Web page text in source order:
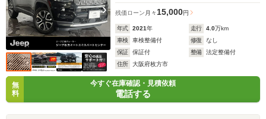
残価ローン 月々 15,000円
年式 2021年 走行 4.0万km
車検
車検整備付 修復
なし
保証
保証付 整備
法定整備付
住所
大阪府枚方市
無
料
今すぐ在庫確認・見積依頼
電話する